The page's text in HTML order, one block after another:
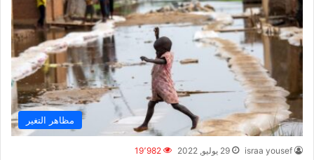
مظاهر التغير
israa yousef 29 يوليو, 2022 19٬982